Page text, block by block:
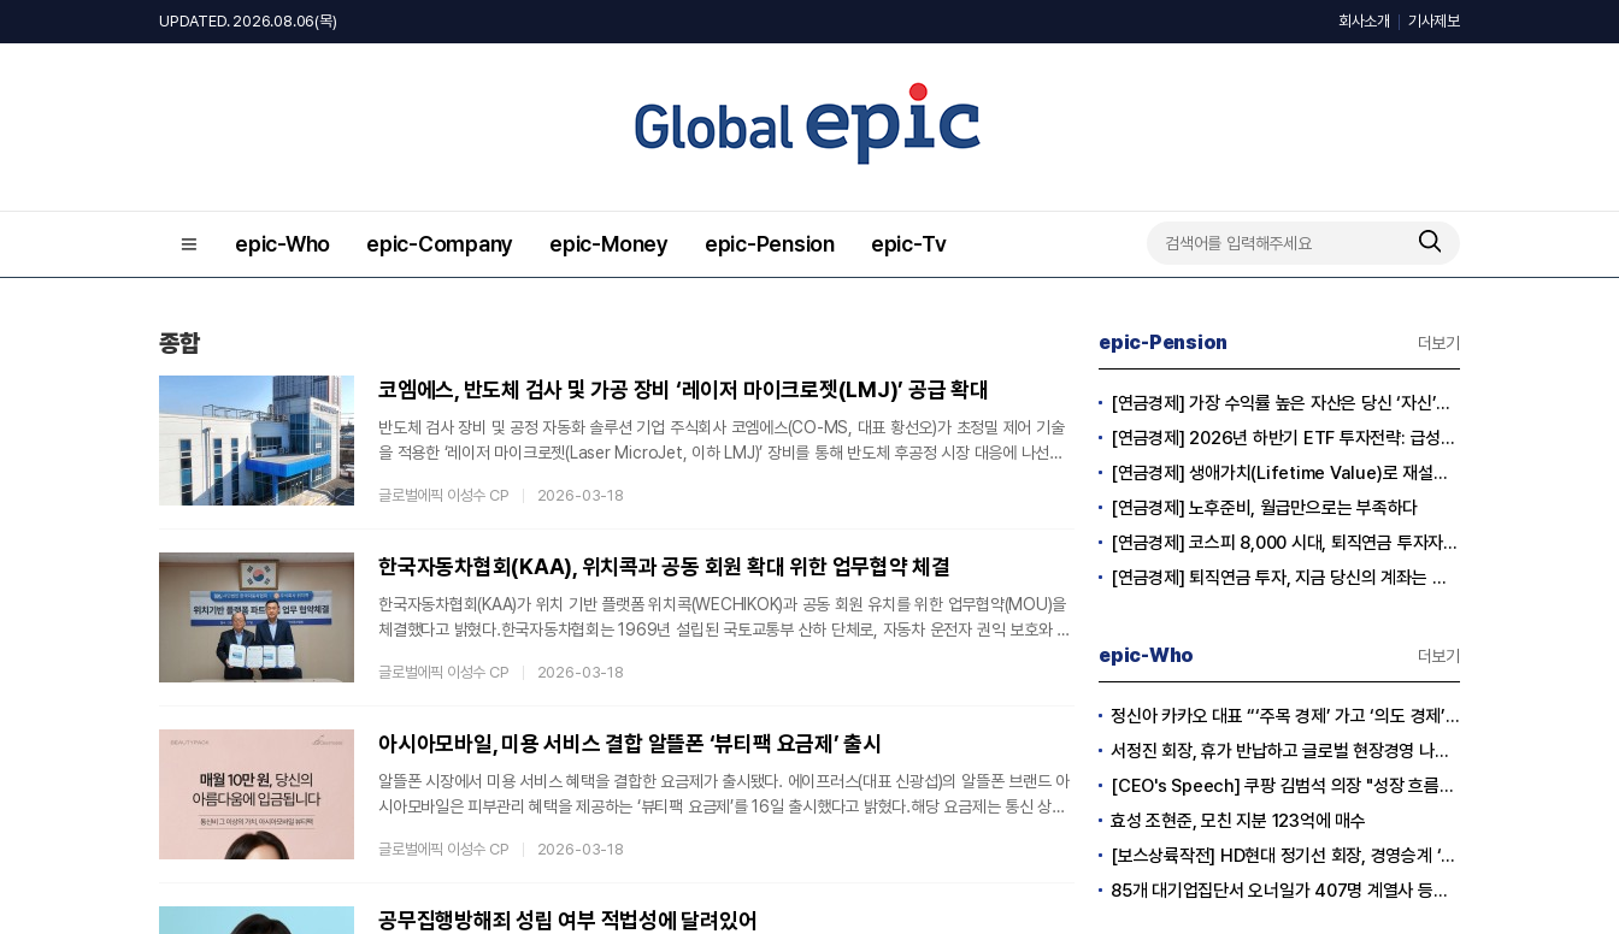
UPDATED. 2026.08.06(목) 회사소개 기사제보
epic-Who epic-Company epic-Money epic-Pension epic-Tv
종합
코엠에스, 반도체 검사 및 가공 장비 ‘레이저 마이크로젯(LMJ)’ 공급 확대
반도체 검사 장비 및 공정 자동화 솔루션 기업 주식회사 코엠에스(CO-MS, 대표 황선오)가 초정밀 제어 기술
을 적용한 ‘레이저 마이크로젯(Laser MicroJet, 이하 LMJ)’ 장비를 통해 반도체 후공정 시장 대응에 나선다
아지는 환경에서 발생하는 미세 크랙(Micro-crack) 및 열 변형(Warpage) 제어가 업계의 과제로 떠올랐다.
이다. 코엠에스가 선보이는 LMJ 장비는 저압 물줄기 내부에 레이저를 투사해 유도하는 ‘물줄기 가이드
글로벌에픽 이성수 CP 2026-03-18
한국자동차협회(KAA), 위치콕과 공동 회원 확대 위한 업무협약 체결
한국자동차협회(KAA)가 위치 기반 플랫폼 위치콕(WECHIKOK)과 공동 회원 유치를 위한 업무협약(MOU)을
체결했다고 밝혔다.한국자동차협회는 1969년 설립된 국토교통부 산하 단체로, 자동차 운전자 권익 보호와 교
해 대외 협력 활동을 진행하고 있다.이번 협약은 양측 플랫폼과 회원 네트워크를 연계해 사용자 기반을 넓히고,
AI를 활용한 소개글 작성 및 상품 등록 자동화 기술을 보유한 위치 기반 플랫폼이다. 잠금화면 노출
글로벌에픽 이성수 CP 2026-03-18
아시아모바일, 미용 서비스 결합 알뜰폰 ‘뷰티팩 요금제’ 출시
알뜰폰 시장에서 미용 서비스 혜택을 결합한 요금제가 출시됐다. 에이프러스(대표 신광섭)의 알뜰폰 브랜드 아
시아모바일은 피부관리 혜택을 제공하는 ‘뷰티팩 요금제’를 16일 출시했다고 밝혔다.해당 요금제는 통신 상품
며, 이는 월 통신 요금 대비 높은 수준의 혜택으로 구성됐다. 기존 통신비 절감 중심 상품과 달리 피부관리 서비
도입했다. 사용자는 전용 링크로 멤버십을 관리하고, 고객센터 예약 기능을 통해 제휴 병원에
글로벌에픽 이성수 CP 2026-03-18
공무집행방해죄 성립 여부 적법성에 달려있어
epic-Pension 더보기
[연금경제] 가장 수익률 높은 자산은 당신 ‘자신’이다
[연금경제] 2026년 하반기 ETF 투자전략: 급성장의 상반기를 접고, 이제 '실적'이 가르는 하반기를 맞다
[연금경제] 생애가치(Lifetime Value)로 재설계하는 은퇴 후 안정적 생활보장과 평생소득 전략
[연금경제] 노후준비, 월급만으로는 부족하다
[연금경제] 코스피 8,000 시대, 퇴직연금 투자자는 왜 지금 FOMO를 경계해야 하는가
[연금경제] 퇴직연금 투자, 지금 당신의 계좌는 어느 편인가?
epic-Who 더보기
정신아 카카오 대표 “‘주목 경제’ 가고 ‘의도 경제’ 왔다”
서정진 회장, 휴가 반납하고 글로벌 현장경영 나선다
[CEO's Speech] 쿠팡 김범석 의장 "성장 흐름은 변하지 않았다"
효성 조현준, 모친 지분 123억에 매수
[보스상륙작전] HD현대 정기선 회장, 경영승계 ‘큰 걸음’
85개 대기업집단서 오너일가 407명 계열사 등기임원 등재